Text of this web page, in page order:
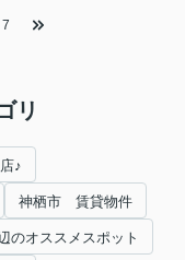
7
リ
♪
神栖市 賃貸物件
のオススメスポット